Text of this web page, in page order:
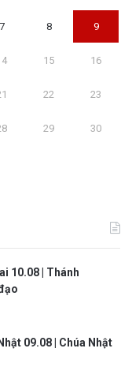
7 8 9
15 16
22 23
29 30
10.08 | Thánh
09.08 | Chúa Nhật